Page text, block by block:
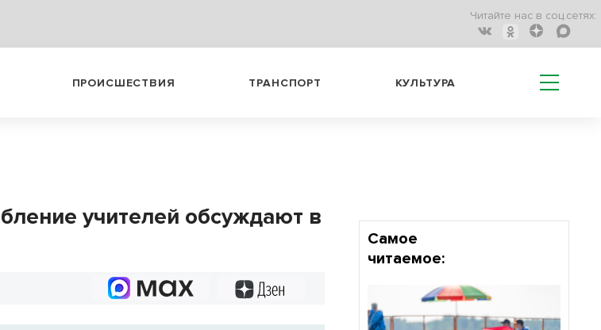
Читайте нас в соц.сетях:
ПРОИСШЕСТВИЯ ТРАНСПОРТ КУЛЬТУРА
учителей обсуждают в
Самое
читаемое: